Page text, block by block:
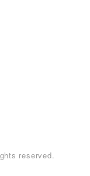
reserved.